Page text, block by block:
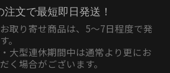
注文で最短即日発送！
取り寄せ商品は、5〜7日程度で発
。
大型連休期間中は通常より更にお
く場合がございます。